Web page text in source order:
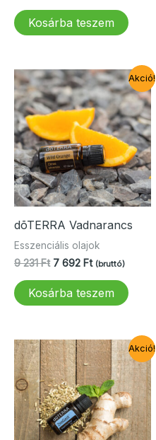
was:
11
9
Kosárba teszem
Akció!
dōTERRA Vadnarancs
Esszenciális olajok
9 231Ft Original
was:
9
7 692 FtCurrent
7
(bruttó)
Kosárba teszem
Akció!